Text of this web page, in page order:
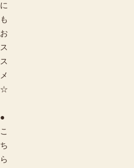
に
も
お
ス
ス
メ
☆
●
こ
ち
ら